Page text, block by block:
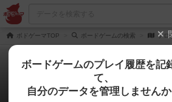
ボドゲーマTOP ボードゲームの検索 ケロ
ケロケロ！テニ
拡張/関連作品 0件
ボードゲームのプレイ履歴を記
て、
自分のデータを管理しませんか